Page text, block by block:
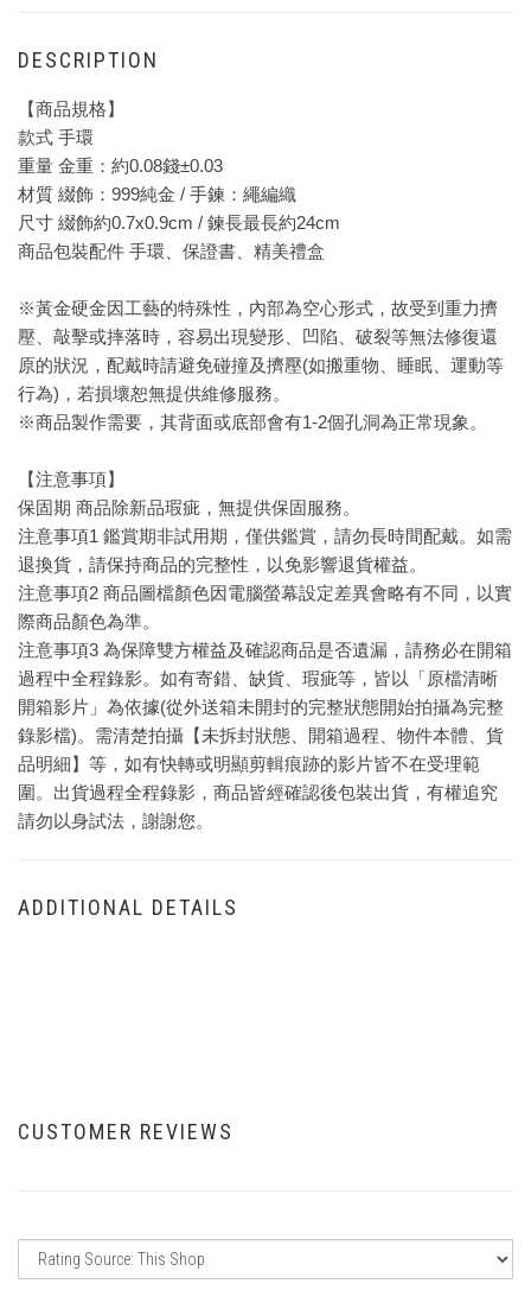
DESCRIPTION
【商品規格】
款式 手環
重量 金重：約0.08錢±0.03
材質 綴飾：999純金 / 手鍊：繩編織
尺寸 綴飾約0.7x0.9cm / 鍊長最長約24cm
商品包裝配件 手環、保證書、精美禮盒
※黃金硬金因工藝的特殊性，內部為空心形式，故受到重力擠
壓、敲擊或摔落時，容易出現變形、凹陷、破裂等無法修復還
原的狀況，配戴時請避免碰撞及擠壓(如搬重物、睡眠、運動等
行為)，若損壞恕無提供維修服務。
※商品製作需要，其背面或底部會有1-2個孔洞為正常現象。
【注意事項】
保固期 商品除新品瑕疵，無提供保固服務。
注意事項1 鑑賞期非試用期，僅供鑑賞，請勿長時間配戴。如需
退換貨，請保持商品的完整性，以免影響退貨權益。
注意事項2 商品圖檔顏色因電腦螢幕設定差異會略有不同，以實
際商品顏色為準。
注意事項3 為保障雙方權益及確認商品是否遺漏，請務必在開箱
過程中全程錄影。如有寄錯、缺貨、瑕疵等，皆以「原檔清晰
開箱影片」為依據(從外送箱未開封的完整狀態開始拍攝為完整
錄影檔)。需清楚拍攝【未拆封狀態、開箱過程、物件本體、貨
品明細】等，如有快轉或明顯剪輯痕跡的影片皆不在受理範
圍。出貨過程全程錄影，商品皆經確認後包裝出貨，有權追究
請勿以身試法，謝謝您。
ADDITIONAL DETAILS
CUSTOMER REVIEWS